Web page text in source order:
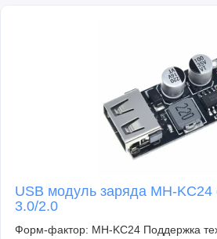
USB модуль заряда MH-
3.0/2.0
Форм-фактор: MH-KC24 Поддержка